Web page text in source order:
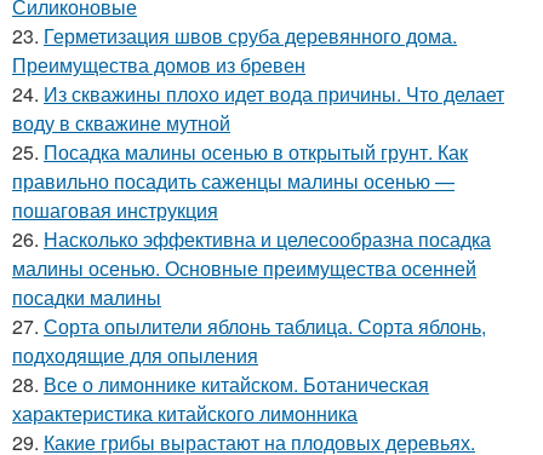
Силиконовые
23. Герметизация швов сруба деревянного дома.
Преимущества домов из бревен
24. Из скважины плохо идет вода причины. Что делает
воду в скважине мутной
25. Посадка малины осенью в открытый грунт. Как
правильно посадить саженцы малины осенью —
пошаговая инструкция
26. Насколько эффективна и целесообразна посадка
малины осенью. Основные преимущества осенней
посадки малины
27. Сорта опылители яблонь таблица. Сорта яблонь,
подходящие для опыления
28. Все о лимоннике китайском. Ботаническая
характеристика китайского лимонника
29. Какие грибы вырастают на плодовых деревьях.